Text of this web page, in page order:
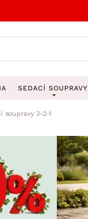
SEDACÍ SOUPRAVY
Sedací
Rohové sedací
Sedací
Sedací soupravy
soupravy 3-2-1